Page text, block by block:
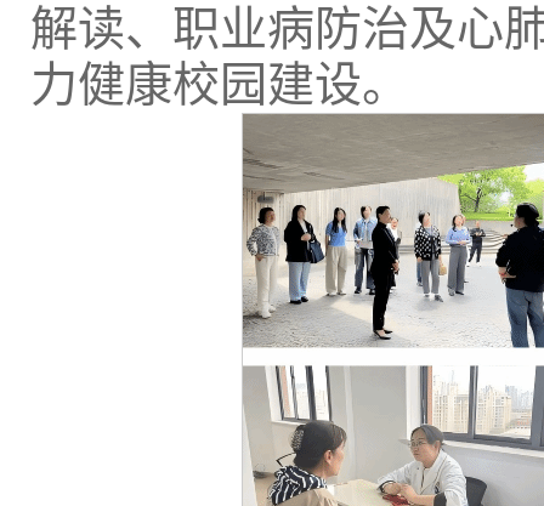
解读、职业病防治及心
力健康校园建设。